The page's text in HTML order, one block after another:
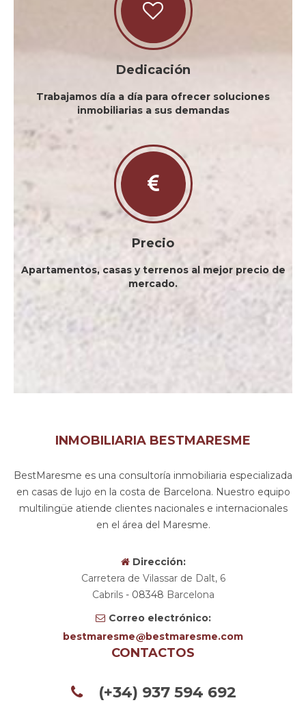
Dedicación
Trabajamos día a día para ofrecer soluciones
inmobiliarias a sus demandas
Precio
Apartamentos, casas y terrenos al mejor precio de
mercado.
INMOBILIARIA BESTMARESME
BestMaresme es una consultoría inmobiliaria especializada
en casas de lujo en la costa de Barcelona. Nuestro equipo
multilingüe atiende clientes nacionales e internacionales
en el área del Maresme.
Dirección:
Carretera de Vilassar de Dalt, 6
Cabrils- 08348 Barcelona
Correo electrónico:
bestmaresme
bestmaresme.com
CONTACTOS
(+34) 937 594 692